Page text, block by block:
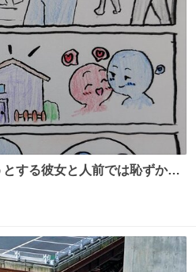
する彼女と人前では恥ずかし
いる彼氏 同士いませんか✋️